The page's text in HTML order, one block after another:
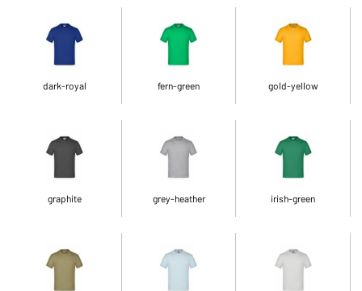
dark-royal fern-green gold-yellow
graphite grey-heather irish-green